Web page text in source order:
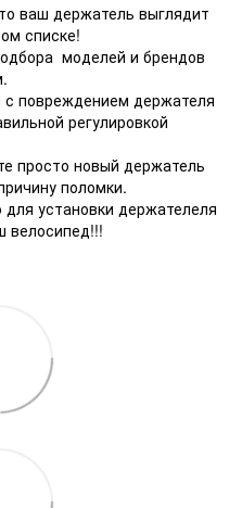
ваш держатель выглядит
списке!
моделей и брендов
повреждением держателя
регулировкой
просто новый держатель
поломки.
установки держателеля
велосипед!!!